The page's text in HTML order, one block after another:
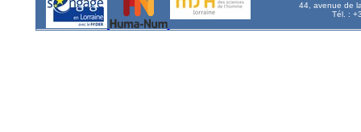
44, avenue de
Tél. :